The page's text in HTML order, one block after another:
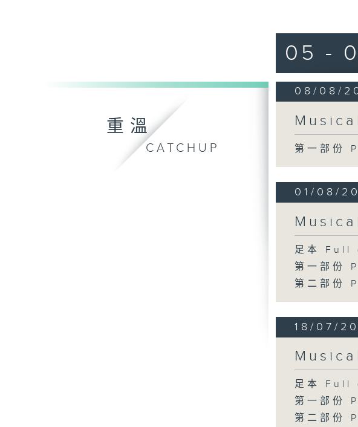
重溫
CATCHUP
05 -
08/08/
第一部份
01/08/
足本 Full
第一部份
第二部份
18/07/
足本 Full
第一部份
第二部份